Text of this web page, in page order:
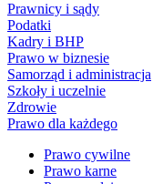
Prawnicy i sądy
Podatki
Kadry i BHP
Prawo w biznesie
Samorząd i administracja
Szkoły i uczelnie
Zdrowie
Prawo dla każdego
Prawo cywilne
Prawo karne